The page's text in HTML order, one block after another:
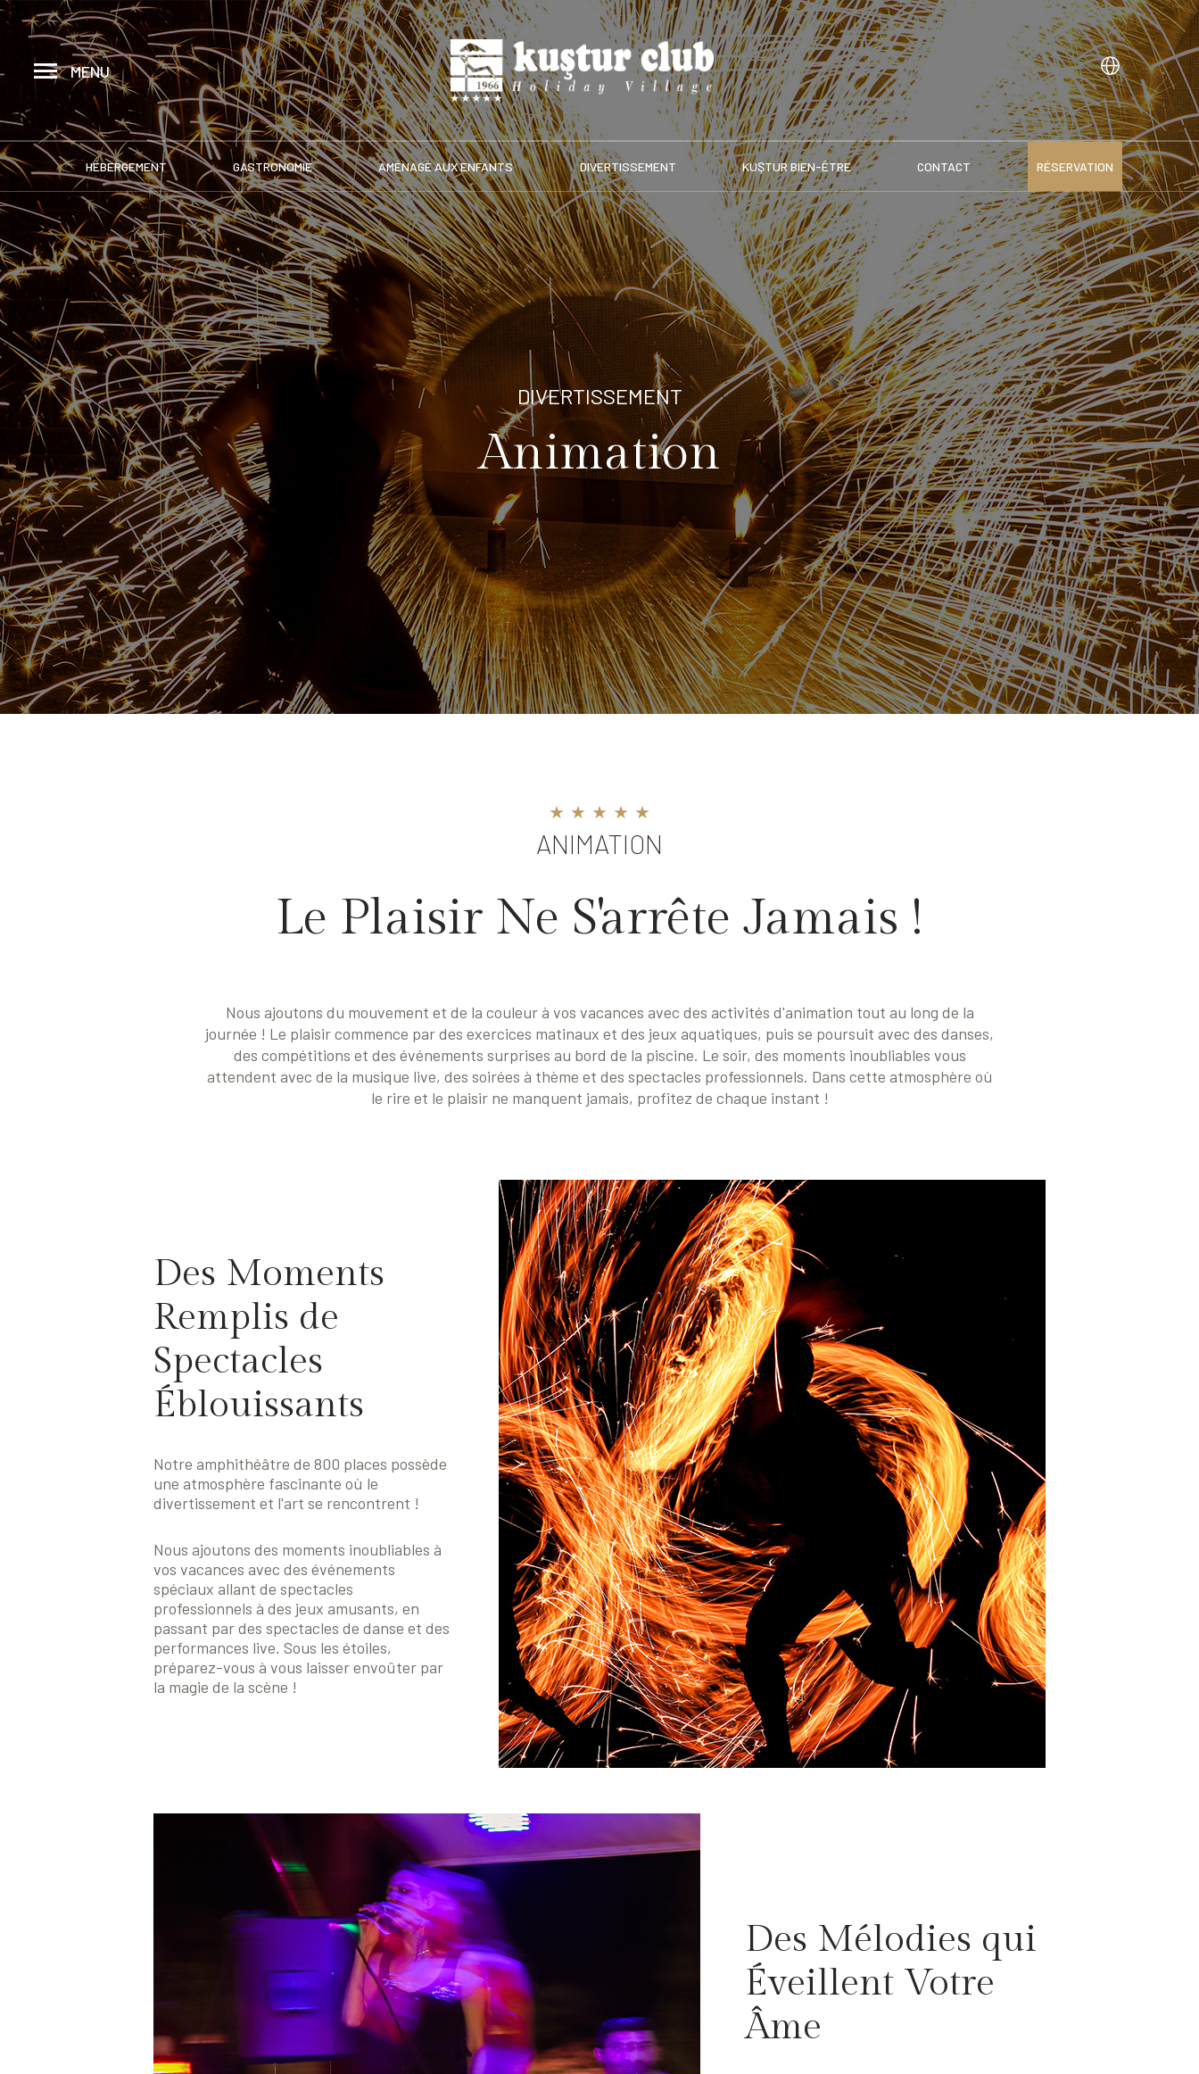
MENU
HÉBERGEMENT GASTRONOMIE AMÉNAGÉ AUX ENFANTS DIVERTISSEMENT KUŞTUR BIEN-ÊTRE CONTACT RÉSERVATION
DIVERTISSEMENT
Animation
ANIMATION
Le Plaisir Ne S'arrête Jamais !
Nous ajoutons du mouvement et de la couleur à vos vacances avec des activités d'animation tout au long de la
journée ! Le plaisir commence par des exercices matinaux et des jeux aquatiques, puis se poursuit avec des danses,
des compétitions et des événements surprises au bord de la piscine. Le soir, des moments inoubliables vous
attendent avec de la musique live, des soirées à thème et des spectacles professionnels. Dans cette atmosphère où
le rire et le plaisir ne manquent jamais, profitez de chaque instant !
Des Moments
Remplis de
Spectacles
Éblouissants
Notre amphithéâtre de 800 places possède
une atmosphère fascinante où le
divertissement et l'art se rencontrent !
Nous ajoutons des moments inoubliables à
vos vacances avec des événements
spéciaux allant de spectacles
professionnels à des jeux amusants, en
passant par des spectacles de danse et des
performances live. Sous les étoiles,
préparez-vous à vous laisser envoûter par
la magie de la scène !
Des Mélodies qui
Éveillent Votre
Âme